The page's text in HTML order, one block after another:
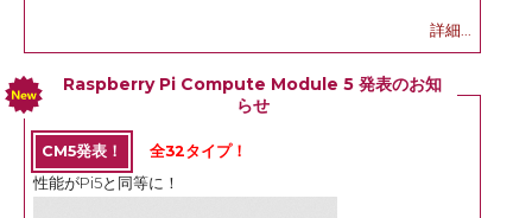
詳細...
Raspberry Pi Compute Module 5 発表のお知
らせ
CM5発表！
全32タイプ！
性能がPi5と同等に！